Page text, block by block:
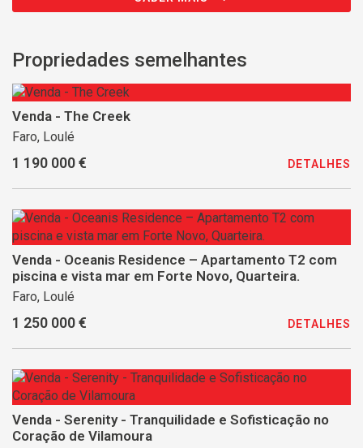
Propriedades semelhantes
Venda - The Creek
Faro, Loulé
1 190 000 € DETALHES
Venda - Oceanis Residence – Apartamento T2 com
piscina e vista mar em Forte Novo, Quarteira.
Faro, Loulé
1 250 000 € DETALHES
Venda - Serenity - Tranquilidade e Sofisticação no
Coração de Vilamoura